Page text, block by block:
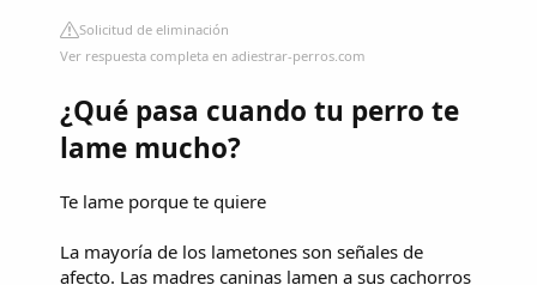
Solicitud de eliminación
Ver respuesta completa en adiestrar-perros.com
¿Qué pasa cuando tu perro te
lame mucho?
Te lame porque te quiere
La mayoría de los lametones son señales de
afecto. Las madres caninas lamen a sus cachorros